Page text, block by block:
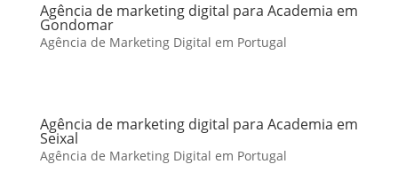
Agência de marketing digital para Academia em
Gondomar
Agência de Marketing Digital em Portugal
Agência de marketing digital para Academia em
Seixal
Agência de Marketing Digital em Portugal